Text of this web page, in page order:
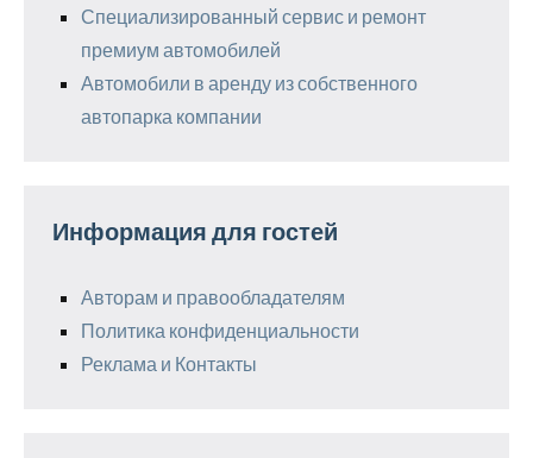
Специализированный сервис и ремонт
премиум автомобилей
Автомобили в аренду из собственного
автопарка компании
Информация для гостей
Авторам и правообладателям
Политика конфиденциальности
Реклама и Контакты